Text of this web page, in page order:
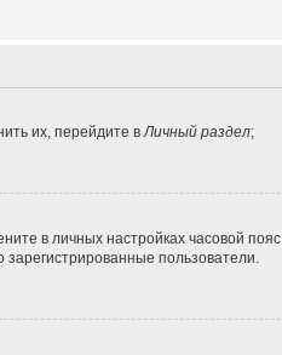
их, перейдите вЛичный раздел;
в личных настройках часовой пояс
зарегистрированные пользователи.